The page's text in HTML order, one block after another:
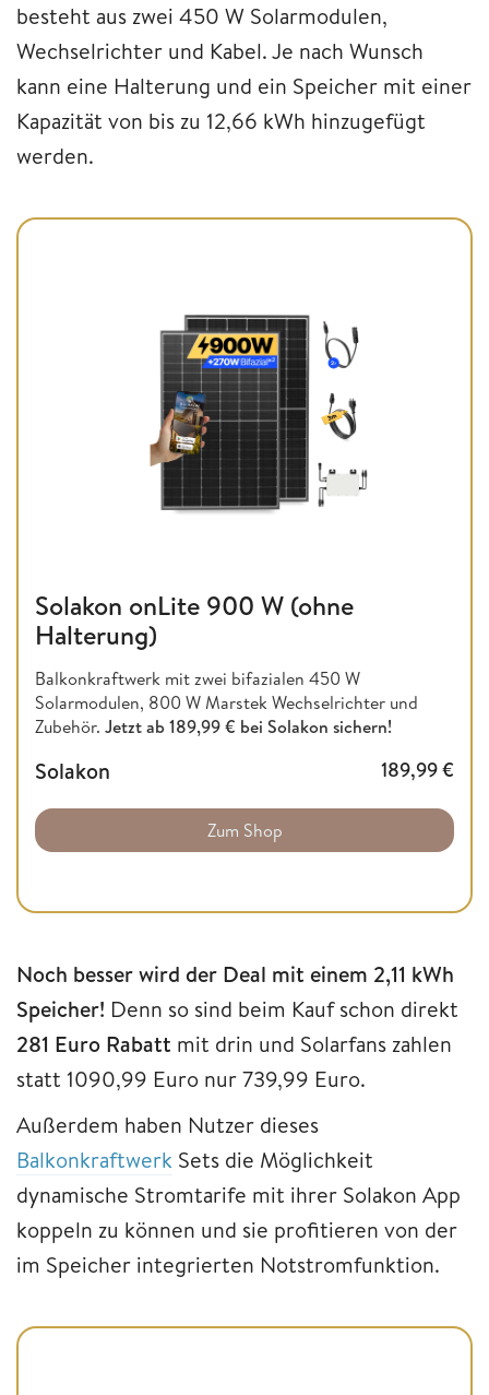
besteht aus zwei 450 W Solarmodulen,
Wechselrichter und Kabel. Je nach Wunsch
kann eine Halterung und ein Speicher mit einer
Kapazität von bis zu 12,66 kWh hinzugefügt
werden.
Solakon onLite 900 W (ohne
Halterung)
Balkonkraftwerk mit zwei bifazialen 450 W
Solarmodulen, 800 W Marstek Wechselrichter und
Zubehör. Jetzt ab 189,99 € bei Solakon sichern!
Solakon 189,99€
Zum Shop
Noch besser wird der Deal mit einem 2,11 kWh
Speicher! Denn so sind beim Kauf schon direkt
281 Euro Rabatt mit drin und Solarfans zahlen
statt 1090,99 Euro nur 739,99 Euro.
Außerdem haben Nutzer dieses
Balkonkraftwerk Sets die Möglichkeit
dynamische Stromtarife mit ihrer Solakon App
koppeln zu können und sie profitieren von der
im Speicher integrierten Notstromfunktion.